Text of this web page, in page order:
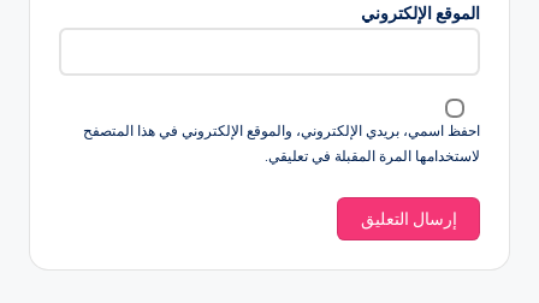
الموقع الإلكتروني
احفظ اسمي، بريدي الإلكتروني، والموقع الإلكتروني في هذا المتصفح
لاستخدامها المرة المقبلة في تعليقي.